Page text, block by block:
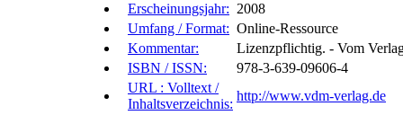
Erscheinungsjahr: 2008
Umfang / Format: Online-Ressource
Kommentar:
Lizenzpflichtig. - Vom
ISBN / ISSN:
978-3-639-09606-4
URL : Volltext /
Inhaltsverzeichnis:
http://www.vdm-verlag.de